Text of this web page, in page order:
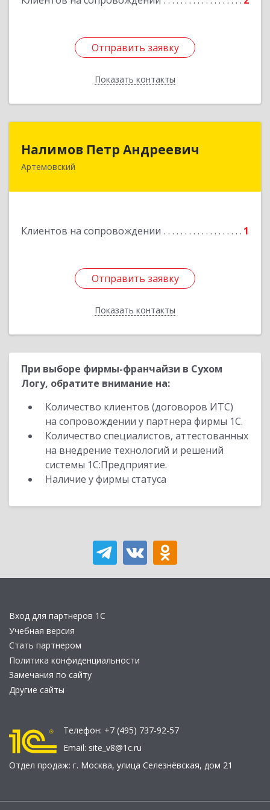
Отправить заявку
Показать контакты
Отправить заявку
Назад
Налимов Петр Андреевич
Артемовский
Клиентов на сопровождении 1
Отправить заявку
Показать контакты
623780, Свердловская обл, Артемовский г,
Отправить заявку
Назад
При выборе фирмы-франчайзи в Сухом
Логу, обратите внимание на:
Количество клиентов (договоров ИТС)
на сопровождении у партнера фирмы 1С.
Количество специалистов, аттестованных
на внедрение технологий и решений
системы 1С:Предприятие.
Наличие у фирмы статуса
Вход для партнеров 1С
Учебная версия
Стать партнером
Политика конфиденциальности
Замечания по сайту
Другие сайты
Телефон: +7 (495) 737-92-57
Email: site_v8@1c.ru
Отдел продаж: г. Москва, улица Селезнёвская, дом 21